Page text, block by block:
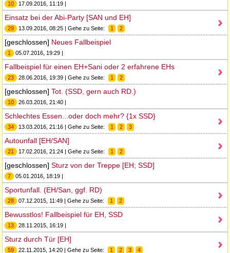
10 17.09.2016, 11:19 |
Einsatz bei der Abi-Party [SAN und EH]
29 13.09.2016, 08:25 | Gehe zu Seite: 1 2
[geschlossen] Neues Fallbeispiel
1 05.07.2016, 19:29 |
Fallbeispiel für einen EH+Sani oder 2 erfahrene EHs
23 28.06.2016, 19:39 | Gehe zu Seite: 1 2
[geschlossen] Tot. (SSD, gern auch RD.)
10 26.03.2016, 21:40 |
Schlechtes Essen...oder doch mehr? {1x SSD}
34 13.03.2016, 21:16 | Gehe zu Seite: 1 2 3
Autounfall [EH/SAN]
21 17.02.2016, 21:24 | Gehe zu Seite: 1 2
[geschlossen] Sturz von der Treppe [EH; SSD]
7 05.01.2016, 18:19 |
Sportunfall. (EH/San, ggf. RD)
28 07.12.2015, 11:49 | Gehe zu Seite: 1 2
Bewusstlos! Fallbeispiel für EH, SSD
13 28.11.2015, 16:19 |
Sturz durch Tür [EH]
59 22.11.2015, 14:20 | Gehe zu Seite: 1 2 3 4